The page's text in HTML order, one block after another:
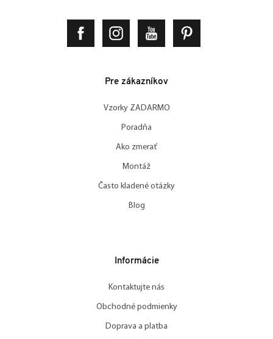
Pre zákazníkov
Vzorky ZADARMO
Poradňa
Ako zmerať
Montáž
Často kladené otázky
Blog
Informácie
Kontaktujte nás
Obchodné podmienky
Doprava a platba